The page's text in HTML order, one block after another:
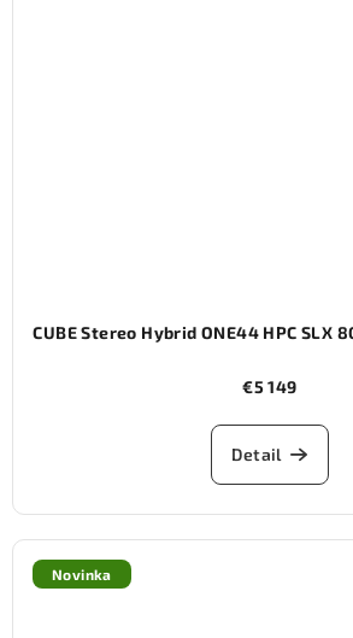
CUBE Stereo Hybrid ONE44 HPC
€5 149
Detail
Novinka